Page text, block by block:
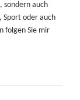
sondern auch
Sport oder auch
folgen Sie mir